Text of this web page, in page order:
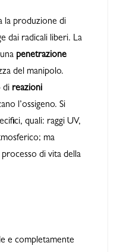
la produzione di
dai radicali liberi. La
penetrazione
del manipolo.
di reazioni
l’ossigeno. Si
quali: raggi UV,
ma
di vita della
e completamente